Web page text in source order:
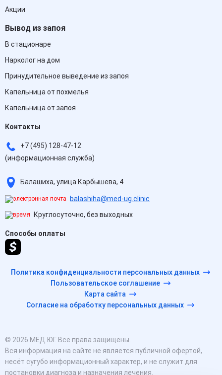
Акции
Вывод из запоя
В стационаре
Нарколог на дом
Принудительное выведение из запоя
Капельница от похмелья
Капельница от запоя
Контакты
+7 (495) 128-47-12
(информационная служба)
Балашиха, улица Карбышева, 4
balashiha@med-ug.clinic
Круглосуточно, без выходных
Способы оплаты
Политика конфиденциальности персональных данных
Пользовательское соглашение
Карта сайта
Согласие на обработку персональных данных
© 2026 МЕД ЮГ. Все права защищены.
Вся информация на сайте не является публичной офертой,
несёт сугубо информационный характер, и не служит для
постановки диагноза и назначения лечения.